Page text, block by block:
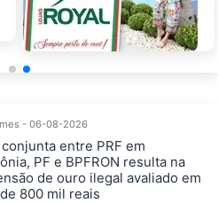
- 06-08-2026
entre PRF em
PF e BPFRON resulta na
de ouro ilegal avaliado em
800 mil reais